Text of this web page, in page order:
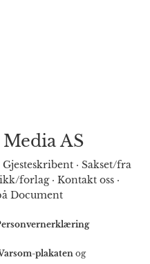
AS
Gjesteskribent · Sakset/fra
forlag· Kontakt oss·
Document
plakatenog